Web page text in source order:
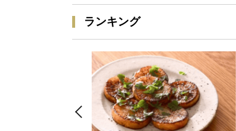
ランキング